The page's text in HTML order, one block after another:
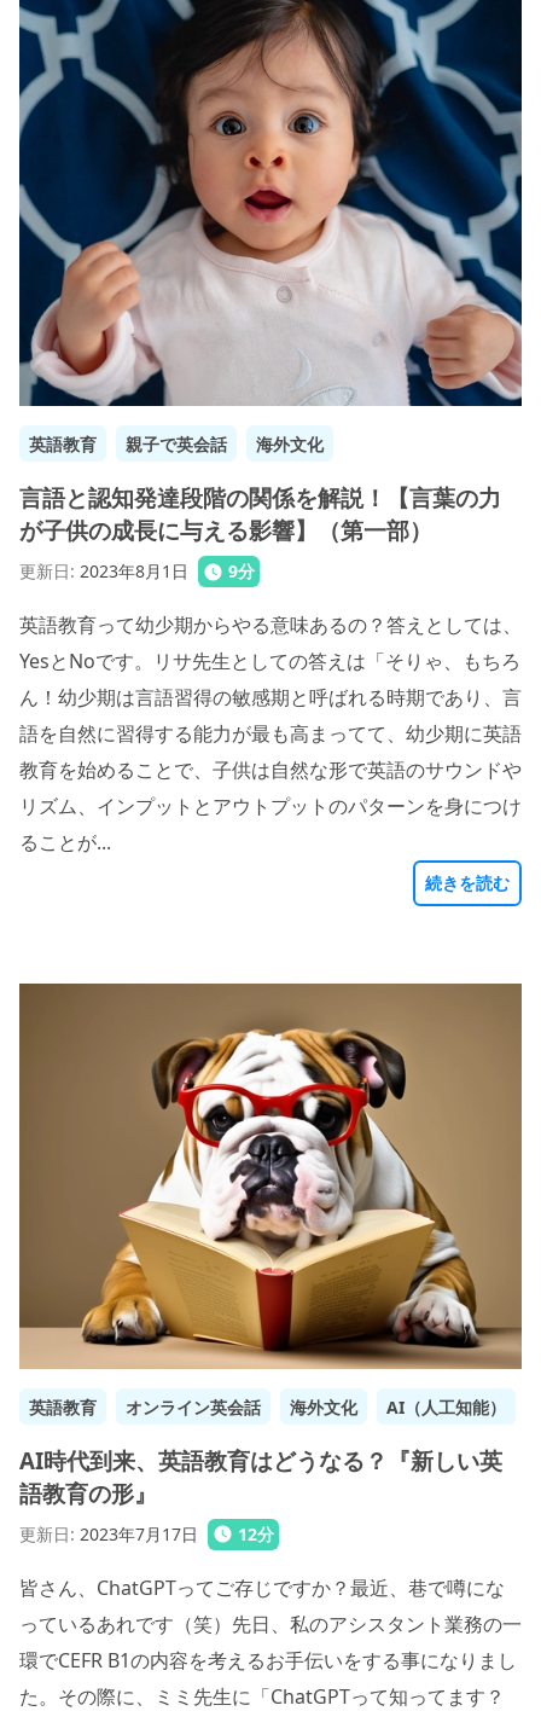
英語教育 親子で英会話 海外文化
言語と認知発達段階の関係を解説！【言葉の力
が子供の成長に与える影響】（第一部）
更新日: 2023年8月1日 9分
英語教育って幼少期からやる意味あるの？答えとしては、
YesとNoです。リサ先生としての答えは「そりゃ、もちろ
ん！幼少期は言語習得の敏感期と呼ばれる時期であり、言
語を自然に習得する能力が最も高まってて、幼少期に英語
教育を始めることで、子供は自然な形で英語のサウンドや
リズム、インプットとアウトプットのパターンを身につけ
ることが...
続きを読む
英語教育 オンライン英会話 海外文化 AI（人工知能）
AI時代到来、英語教育はどうなる？『新しい英
語教育の形』
更新日: 2023年7月17日 12分
皆さん、ChatGPTってご存じですか？最近、巷で噂にな
っているあれです（笑）先日、私のアシスタント業務の一
環でCEFR B1の内容を考えるお手伝いをする事になりまし
た。その際に、ミミ先生に「ChatGPTって知ってます？